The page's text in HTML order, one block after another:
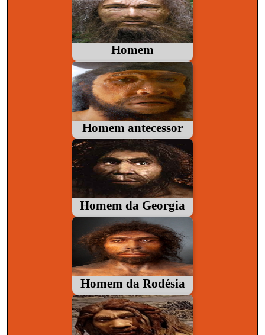
Homem
Homem antecessor
Homem da Georgia
Homem da Rodésia